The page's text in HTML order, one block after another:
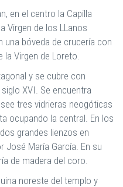
en el centro la Capilla
Virgen de los LLanos
una bóveda de crucería con
la Virgen de Loreto.
y se cubre con
XVI. Se encuentra
tres vidrieras neogóticas
ocupando la central. En los
grandes lienzos en
José María García. En su
de madera del coro.
noreste del templo y